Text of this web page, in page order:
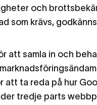
och
som krävs,
att samla in och
att ta reda på hur
tredje parts